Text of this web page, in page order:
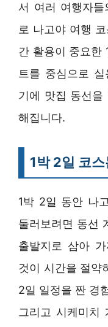
서 여러 여행자
로 나고야 여행
간 활용이 중요한
트를 중심으로
기에 맛집 동선을
해집니다.
1박 2일 코스
1박 2일 동안 나
둘러보려면 동선
출발지로 삼아
것이 시간을 절약
2일 일정을 짠 경
그리고 시케미치